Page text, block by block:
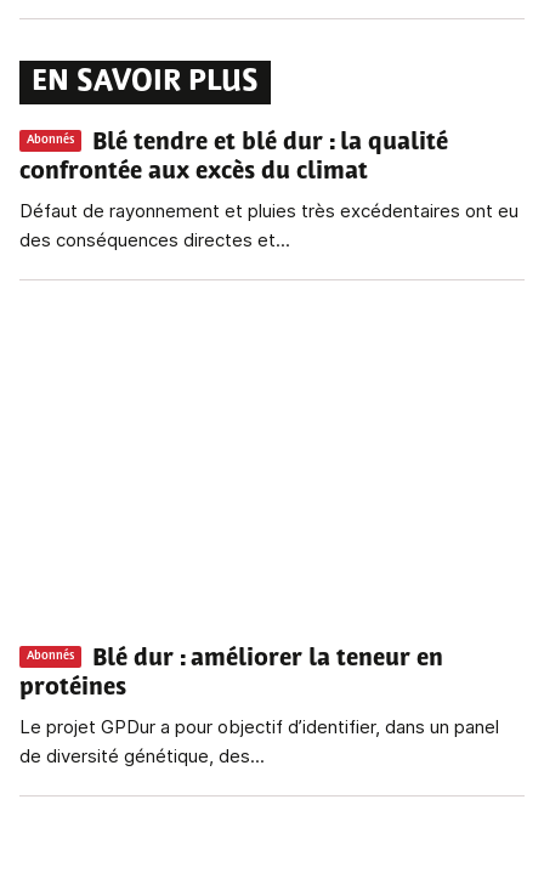
EN SAVOIR PLUS
Abonnés Blé tendre et blé dur : la qualité
confrontée aux excès du climat
Défaut de rayonnement et pluies très excédentaires ont eu
des conséquences directes et...
Abonnés Blé dur : améliorer la teneur en
protéines
Le projet GPDur a pour objectif d’identifier, dans un panel
de diversité génétique, des...